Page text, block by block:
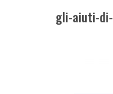
gli-aiuti-